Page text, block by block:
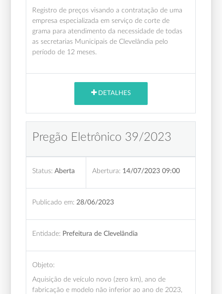
Registro de preços visando a contratação de uma
empresa especializada em serviço de corte de
grama para atendimento da necessidade de todas
as secretarias Municipais de Clevelândia pelo
período de 12 meses.
DETALHES
Pregão Eletrônico 39/2023
Status: Aberta Abertura: 14/07/2023 09:00
Publicado em: 28/06/2023
Entidade: Prefeitura de Clevelândia
Objeto:
Aquisição de veículo novo (zero km), ano de
fabricação e modelo não inferior ao ano de 2023,